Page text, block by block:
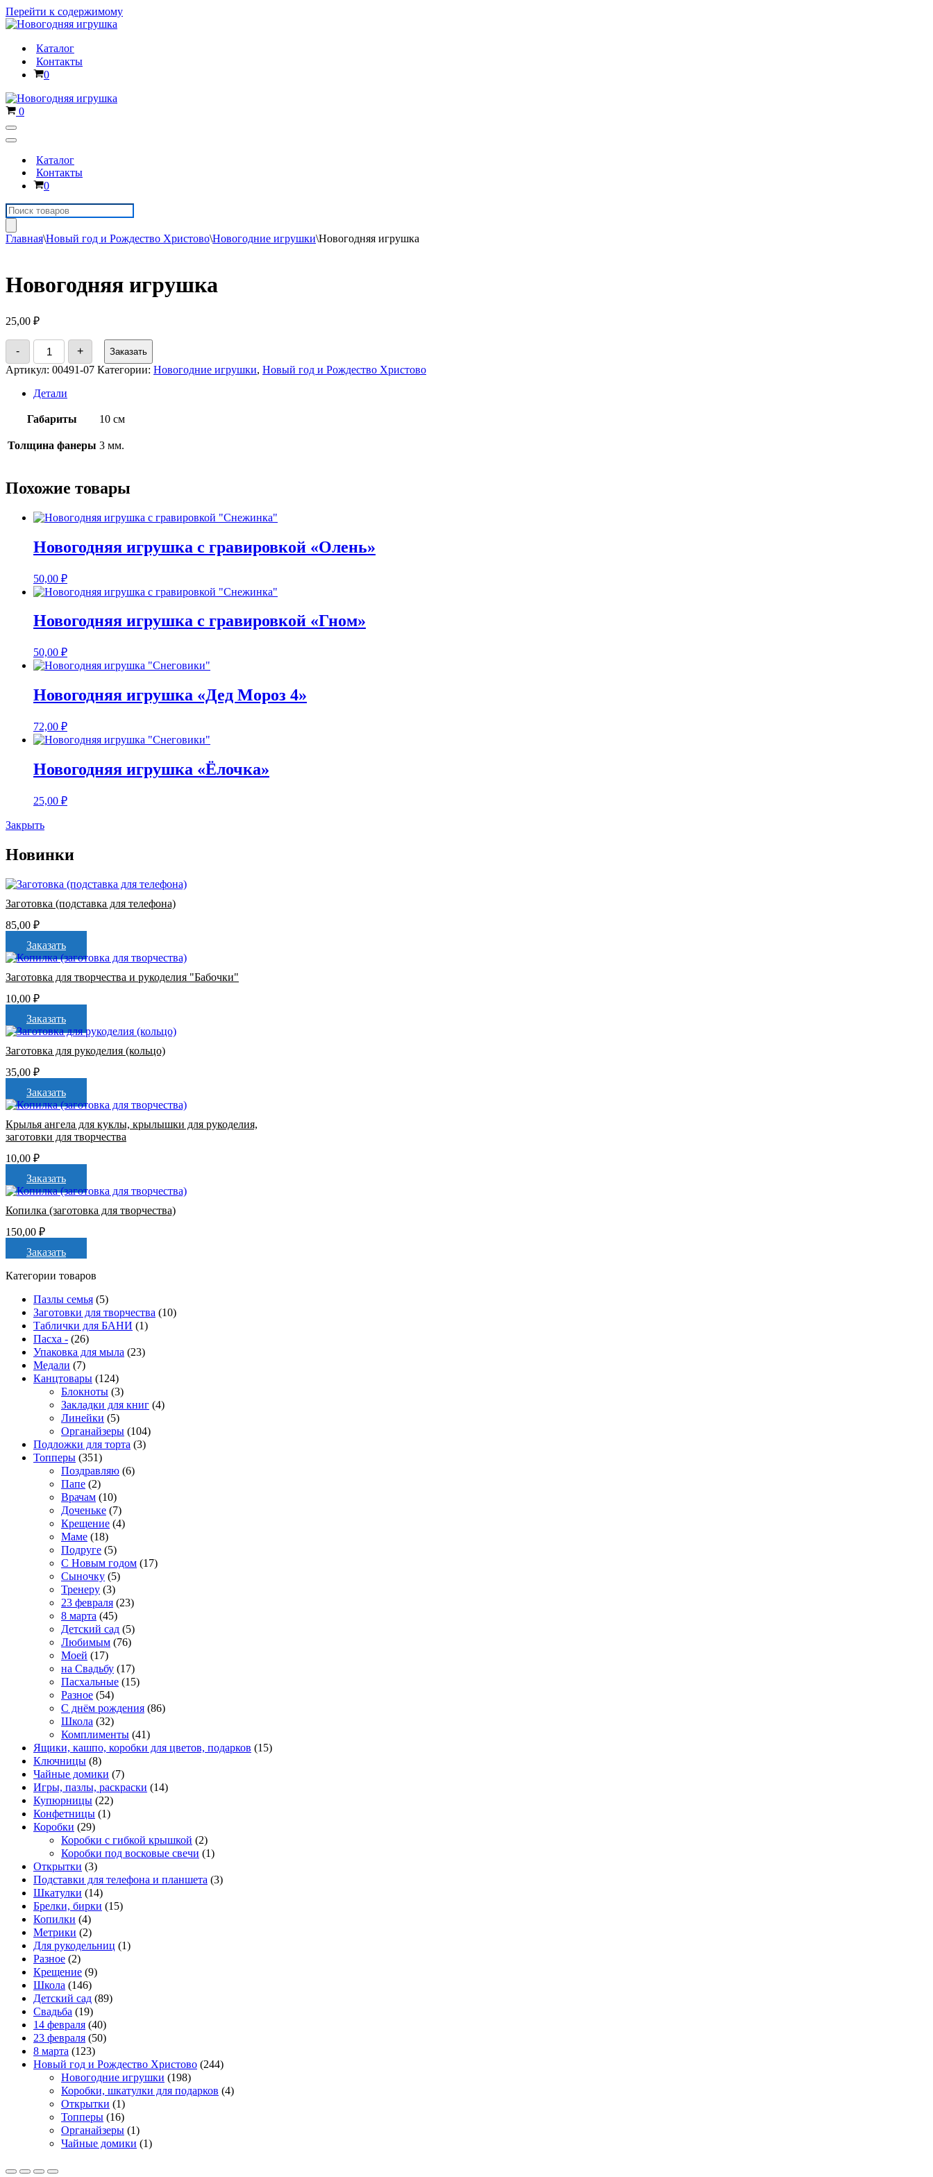
Перейти к содержимому
Каталог
Контакты
Корзина
0
Корзина
0
Меню
навигации
Меню
навигацииКаталог
Контакты
Корзина
0
Поиск
товаров
Главная\Новый год и Рождество Христово\Новогодние игрушки\Новогодняя игрушка
Новогодняя игрушка
25,00 ₽
-
Количество
товара
Новогодняя
игрушка
+ Заказать
Артикул: 00491-07 Категории: Новогодние игрушки, Новый год и Рождество Христово
Детали
Габариты 10 см
Толщина фанеры 3 мм.
Похожие товары
Новогодняя игрушка с гравировкой «Олень»
50,00 ₽
Новогодняя игрушка с гравировкой «Гном»
50,00 ₽
Новогодняя игрушка «Дед Мороз 4»
72,00 ₽
Новогодняя игрушка «Ёлочка»
25,00 ₽
Закрыть
Новинки
Заготовка (подставка для телефона)
85,00 ₽
Заказать
Заготовка для творчества и рукоделия "Бабочки"
10,00 ₽
Заказать
Заготовка для рукоделия (кольцо)
35,00 ₽
Заказать
Крылья ангела для куклы, крылышки для рукоделия,
заготовки для творчества
10,00 ₽
Заказать
Копилка (заготовка для творчества)
150,00 ₽
Заказать
Категории товаров
Пазлы семья (5)
Заготовки для творчества (10)
Таблички для БАНИ (1)
Пасха - (26)
Упаковка для мыла (23)
Медали (7)
Канцтовары (124)
Блокноты (3)
Закладки для книг (4)
Линейки (5)
Органайзеры (104)
Подложки для торта (3)
Топперы (351)
Поздравляю (6)
Папе (2)
Врачам (10)
Доченьке (7)
Крещение (4)
Маме (18)
Подруге (5)
С Новым годом (17)
Сыночку (5)
Тренеру (3)
23 февраля (23)
8 марта (45)
Детский сад (5)
Любимым (76)
Моей (17)
на Свадьбу (17)
Пасхальные (15)
Разное (54)
С днём рождения (86)
Школа (32)
Комплименты (41)
Ящики, кашпо, коробки для цветов, подарков (15)
Ключницы (8)
Чайные домики (7)
Игры, пазлы, раскраски (14)
Купюрницы (22)
Конфетницы (1)
Коробки (29)
Коробки с гибкой крышкой (2)
Коробки под восковые свечи (1)
Открытки (3)
Подставки для телефона и планшета (3)
Шкатулки (14)
Брелки, бирки (15)
Копилки (4)
Метрики (2)
Для рукодельниц (1)
Разное (2)
Крещение (9)
Школа (146)
Детский сад (89)
Свадьба (19)
14 февраля (40)
23 февраля (50)
8 марта (123)
Новый год и Рождество Христово (244)
Новогодние игрушки (198)
Коробки, шкатулки для подарков (4)
Открытки (1)
Топперы (16)
Органайзеры (1)
Чайные домики (1)